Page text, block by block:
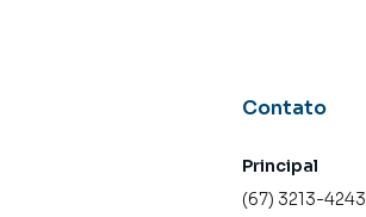
Contato
Principal
(67) 3213-4243